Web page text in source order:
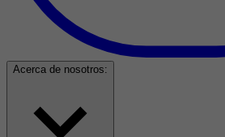
Acerca de nosotros: